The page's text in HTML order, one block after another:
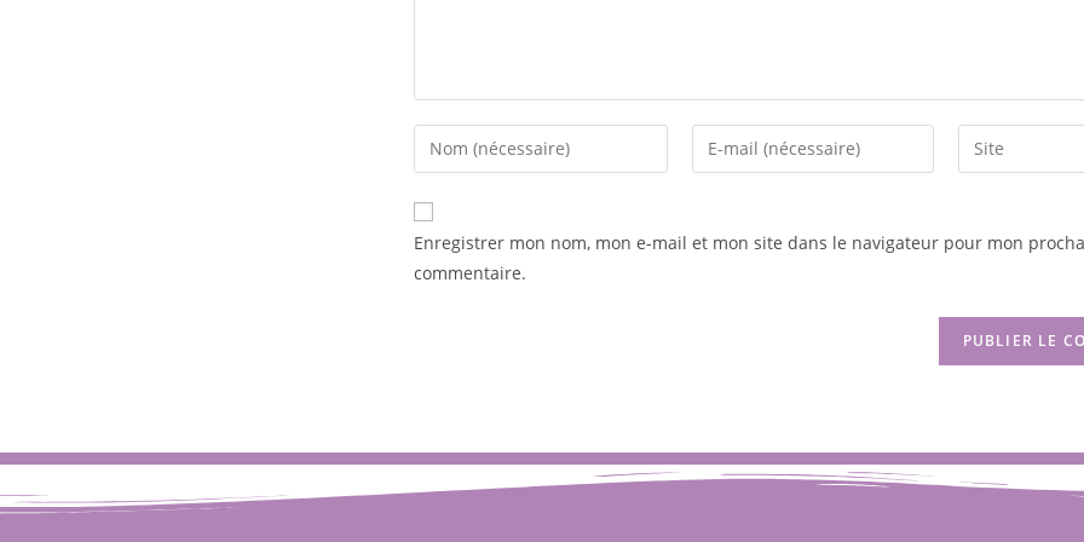
Enregistrer mon nom, mon e-mail et mon site dans le navigateur pour mon
commentaire.